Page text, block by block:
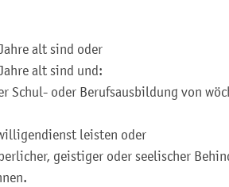
alt sind oder
alt sind und:
Schul- oder Berufsausbildung von
leisten oder
geistiger oder seelischer